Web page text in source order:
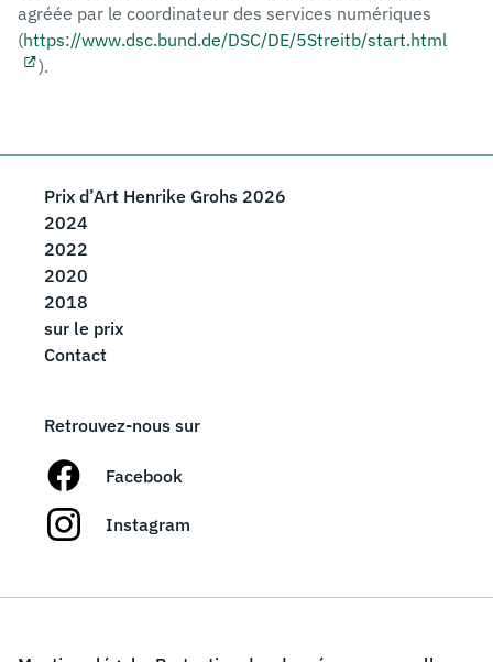
agréée par le coordinateur des services numériques
(https://www.dsc.bund.de/DSC/DE/5Streitb/start.html
).
Prix d’Art Henrike Grohs 2026
2024
2022
2020
2018
sur le prix
Contact
Retrouvez-nous sur
Facebook
Instagram